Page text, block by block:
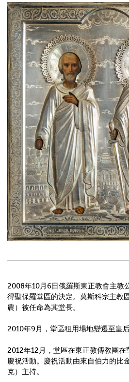
2008年10月 6日俄羅斯東正教會主教
得聖保羅堂區的決定。莫斯科宗主教
農）被任命為其堂長。
2010年9月，堂區租用場地變遷至皇
2012年12月，堂區在東正教傳教團
慶祝活動。慶祝活動由來自伯力的比
克）主持。